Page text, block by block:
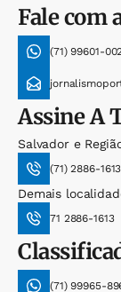
Fale com
(71) 99601-
AssineA
Salvador e
(71) 2886-1613
Demais
71 2886-1613
(71) 99965-